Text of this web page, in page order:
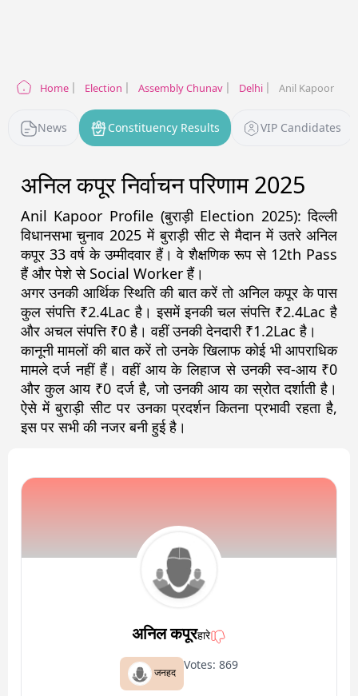
Home Election Assembly Chunav Delhi Anil Kapoor
News Constituency Results VIP Candidates
अनिल कपूरनिर्वाचन परिणाम 2025
Anil Kapoor Profile (बुराड़ीElection 2025):दिल्ली
विधानसभा चुनाव2025 मेंबुराड़ीसीट से मैदान में उतरेअनिल
कपूर 33वर्ष के उम्मीदवार हैं। वे शैक्षणिक रूप से 12th Pass
हैं और पेशे से Social Workerहैं।
अगर उनकी आर्थिक स्थिति की बात करें तोअनिल कपूरके पास
कुल संपत्ति ₹2.4Lac है। इसमें इनकी चल संपत्ति ₹2.4Lac है
और अचल संपत्ति ₹0है। वहीं उनकी देनदारी ₹1.2Lac है।
कानूनी मामलों की बात करें तो उनके खिलाफ कोई भी आपराधिक
मामले दर्ज नहीं हैं। वहीं आय के लिहाज से उनकी स्व-आय ₹0
और कुल आय ₹0 दर्ज है, जो उनकी आय का स्रोत दर्शाती है।
ऐसे में बुराड़ी सीट पर उनका प्रदर्शन कितना प्रभावी रहता है,
इस पर सभी की नजर बनी हुई है।
अनिल कपूरहारे
जनहद
Votes: 869